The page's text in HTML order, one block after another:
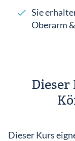
Sie
Oberarm
Dieser
Dieser Kurs